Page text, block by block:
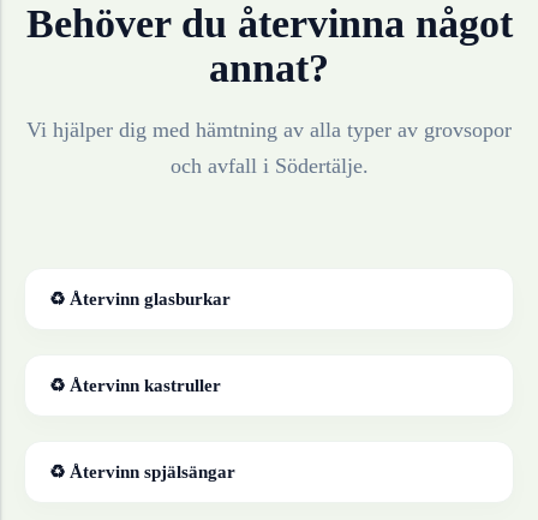
Behöver du återvinna något
annat?
Vi hjälper dig med hämtning av alla typer av grovsopor
och avfall i Södertälje.
♻ Återvinn glasburkar
♻ Återvinn kastruller
♻ Återvinn spjälsängar